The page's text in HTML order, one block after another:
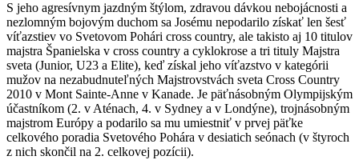
S jeho agresívnym jazdným štýlom, zdravou dávkou nebojácnosti a
nezlomným bojovým duchom sa Josému nepodarilo získať len šesť
víťazstiev vo Svetovom Pohári cross country, ale takisto aj 10 titulov
majstra Španielska v cross country a cyklokrose a tri tituly Majstra
sveta (Junior, U23 a Elite), keď získal jeho víťazstvo v kategórii
mužov na nezabudnuteľných Majstrovstvách sveta Cross Country
2010 v Mont Sainte-Anne v Kanade. Je päťnásobným Olympijským
účastníkom (2. v Aténach, 4. v Sydney a v Londýne), trojnásobným
majstrom Európy a podarilo sa mu umiestniť v prvej päťke
celkového poradia Svetového Pohára v desiatich seónach (v štyroch
z nich skončil na 2. celkovej pozícii).